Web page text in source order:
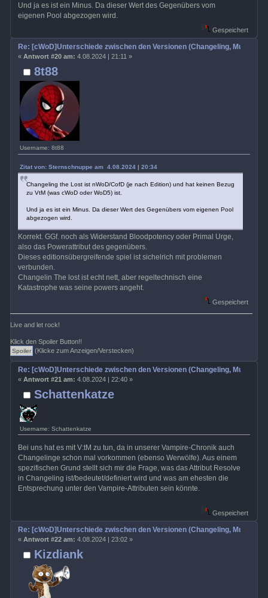
Und ja es ist ein Minus. Da dieser Wert des Gegenübers vom
eigenen Pool abgezogen wird.
Gespeichert
8t88
Username: 8t88
Re: [cWoD]Unterschiede zwischen den Versionen (Changeling, Mummy,
« Antwort #20 am: 4.08.2024 | 21:11 »
Zitat von: Sternschnuppe am 4.08.2024 | 20:34
Changeling the Lost ist nWoD/CofD (je nach Edition) und hat keinen Bezug
zu VtM (was cWoD oder WoD5) ist.
Und ja es ist ein Minus. Da dieser Wert des Gegenübers vom eigenen Pool
abgezogen wird.
Korrekt. GGf. noch als Widerstand Bloodpotency oder Primal Urge,
also das Powerattribut des gegenübers.
Dieses editionsübergreifende spiel ist sichelrich mit problemen
verbunden.
Changelin The lost ist echt nett, aber regeltechnisch eine
Katastrophe was seine powers angeht.
Gespeichert
Live and let rock!
Klick den Spoiler Button!!
(Klicke zum Anzeigen/Verstecken)
Schattenkatze
Username: Schattenkatze
Re: [cWoD]Unterschiede zwischen den Versionen (Changeling, Mummy,
« Antwort #21 am: 4.08.2024 | 22:40 »
Bei uns hat es mit V:tM zu tun, da in unserer Vampire-Chronik auch
Changelinge schon mal vorkommen (ebenso Werwölfe). Aus einem
spezifischen Grund stellt sich mir die Frage, was das Attribut Resolve
in Changeling ist/bedeutet/definiert wird und was am ehesten die
Entsprechung unter den Vampire-Attributen sein könnte.
Gespeichert
Kizdiank
Re: [cWoD]Unterschiede zwischen den Versionen (Changeling, Mummy,
« Antwort #22 am: 4.08.2024 | 23:02 »